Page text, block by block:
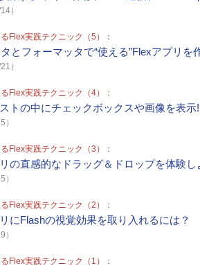
）
Flex実践テクニック（5）：
とフォーマッタで“使える”Flexアプリを
）
Flex実践テクニック（4）：
トの中にチェックボックスや画像を表示
）
Flex実践テクニック（3）：
の直感的なドラッグ＆ドロップを体験し
）
Flex実践テクニック（2）：
にFlashの視覚効果を取り入れるには？
）
Flex実践テクニック（1）：